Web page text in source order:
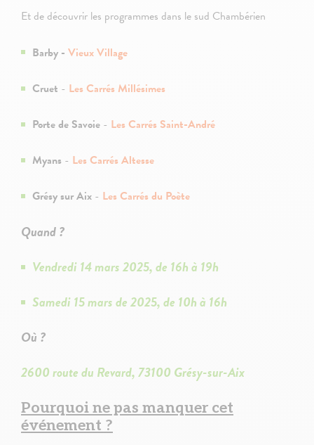
Et de découvrir les programmes dans le sud Chambérien
Barby - Vieux Village
Cruet - Les Carrés Millésimes
Porte de Savoie - Les Carrés Saint-André
Myans - Les Carrés Altesse
GrésysurAix - Les Carrés du Poète
Quand ?
Vendredi 14 mars 2025, de 16h à 19h
Samedi 15 mars de 2025, de 10h à 16h
Où ?
2600 route du Revard, 73100 Grésy-sur-Aix
Pourquoi ne pas manquer cet
événement ?